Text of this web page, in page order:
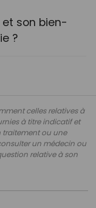
son bien-
?
celles relatives à
à titre indicatif et
ou une
un médecin ou
relative à son